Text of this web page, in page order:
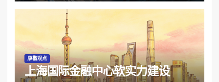
康楷观点
上海国际金融中心软实力建设